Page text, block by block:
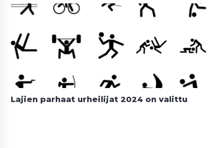
Lajien parhaat urheilijat 2024 on valittu